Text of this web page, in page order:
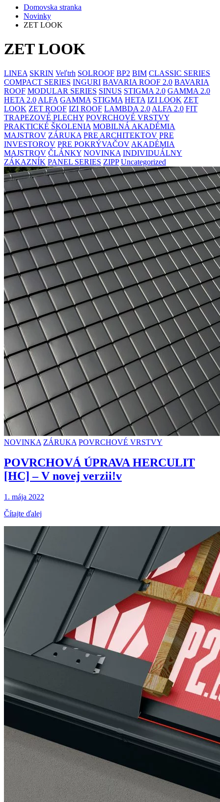
Domovska stranka
Novinky
ZET LOOK
ZET LOOK
LINEA SKRIN Veľtrh SOLROOF BP2 BIM CLASSIC SERIES
COMPACT SERIES INGURI BAVARIA ROOF 2.0 BAVARIA
ROOF MODULAR SERIES SINUS STIGMA 2.0 GAMMA 2.0
HETA 2.0 ALFA GAMMA STIGMA HETA IZI LOOK ZET
LOOK ZET ROOF IZI ROOF LAMBDA 2.0 ALFA 2.0 FIT
TRAPEZOVÉ PLECHY POVRCHOVÉ VRSTVY
PRAKTICKÉ ŠKOLENIA MOBILNÁ AKADÉMIA
MAJSTROV ZÁRUKA PRE ARCHITEKTOV PRE
INVESTOROV PRE POKRÝVAČOV AKADÉMIA
MAJSTROV ČLÁNKY NOVINKA INDIVIDUÁLNY
ZÁKAZNÍK PANEL SERIES ZIPP Uncategorized
NOVINKA ZÁRUKA POVRCHOVÉ VRSTVY
POVRCHOVÁ ÚPRAVA HERCULIT
[HC] – V novej verzii!v
1. mája 2022
Čítajte ďalej